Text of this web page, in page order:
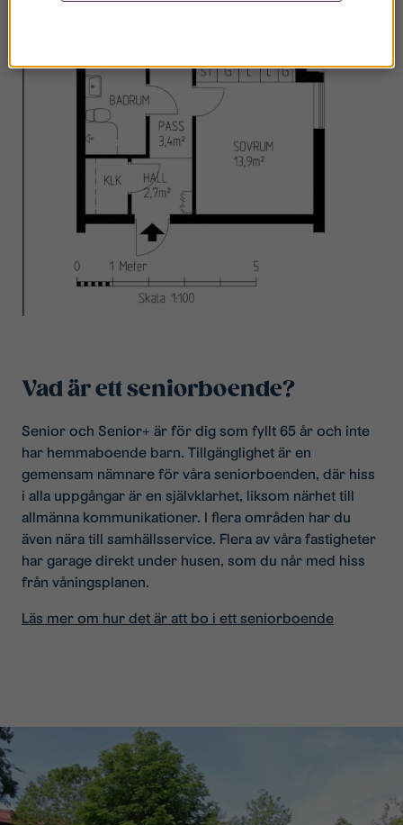
Vad är ett seniorboende?
Senior och Senior+ är för dig som fyllt 65 år och inte
har hemmaboende barn. Tillgänglighet är en
gemensam nämnare för våra seniorboenden, där hiss
i alla uppgångar är en självklarhet, liksom närhet till
allmänna kommunikationer. I flera områden har du
även nära till samhällsservice. Flera av våra fastigheter
har garage direkt under husen, som du når med hiss
från våningsplanen.
Läs mer om hur det är att bo i ett seniorboende